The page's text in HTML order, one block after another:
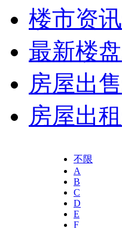
楼市资讯
最新楼盘
房屋出售
房屋出租
不限
A
B
C
D
E
F